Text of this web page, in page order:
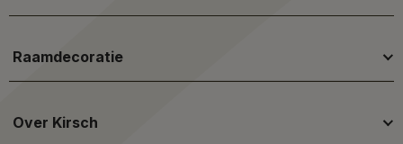
Raamdecoratie
Over Kirsch